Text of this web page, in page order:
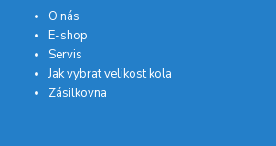
O nás
E-shop
Servis
Jak vybrat velikost kola
Zásilkovna